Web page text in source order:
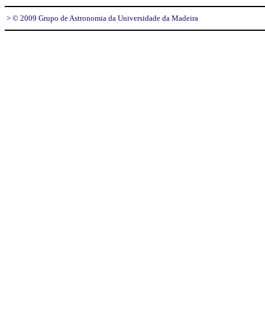
> © 2009 Grupo de Astronomia da Universidade da Madeira